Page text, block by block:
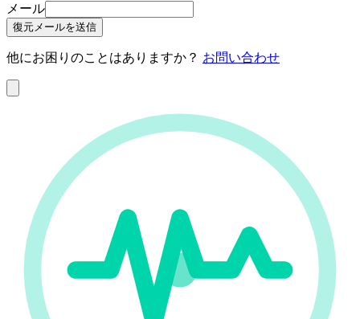
メール
復元メールを送信
他にお困りのことはありますか？ お問い合わせ